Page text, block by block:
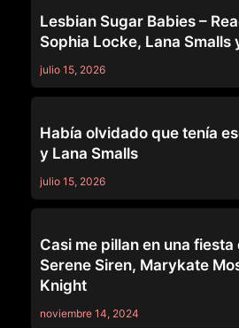
Lesbian Sugar Babies –
Sophia Locke, Lana Smalls
julio 15, 2026
Había olvidado que tenía
y Lana Smalls
julio 15, 2026
Casi me pillan en una fiesta
Serene Siren, Marykate
Knight
noviembre 14, 2024